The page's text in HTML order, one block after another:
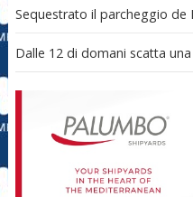
Sequestrato il parcheggio de
Dalle 12 di domani scatta